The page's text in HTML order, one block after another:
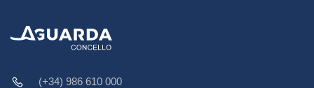
(+34) 986 610 000